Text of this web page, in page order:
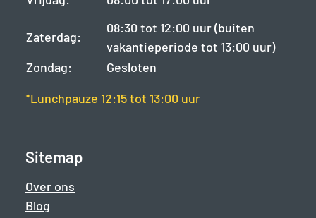
Zaterdag:
08:30 tot 12:00 uur (buiten
vakantieperiode tot 13:00 uur)
Zondag:
Gesloten
*Lunchpauze 12:15 tot 13:00 uur
Sitemap
Over ons
Blog